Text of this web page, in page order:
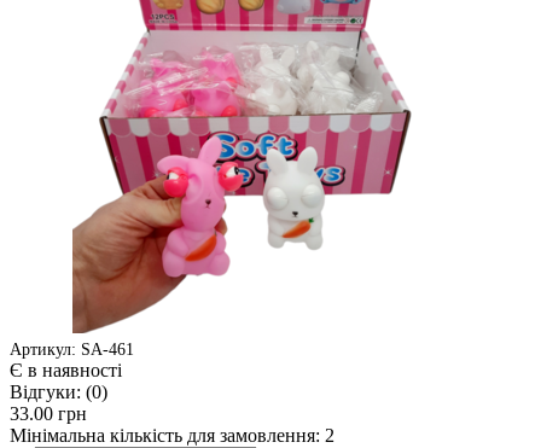
Артикул: SA-461
Є в наявності
Відгуки: (0)
33.00 грн
Мінімальна кількість для замовлення: 2